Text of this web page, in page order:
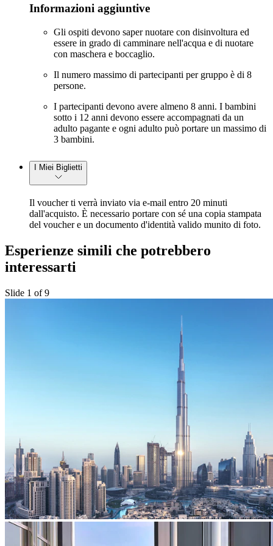
Informazioni aggiuntive
Gli ospiti devono saper nuotare con disinvoltura ed
essere in grado di camminare nell'acqua e di nuotare
con maschera e boccaglio.
Il numero massimo di partecipanti per gruppo è di 8
persone.
I partecipanti devono avere almeno 8 anni. I bambini
sotto i 12 anni devono essere accompagnati da un
adulto pagante e ogni adulto può portare un massimo di
3 bambini.
I Miei Biglietti
Il voucher ti verrà inviato via e-mail entro 20 minuti
dall'acquisto. È necessario portare con sé una copia stampata
del voucher e un documento d'identità valido munito di foto.
Esperienze simili che potrebbero
interessarti
Slide 1 of 9